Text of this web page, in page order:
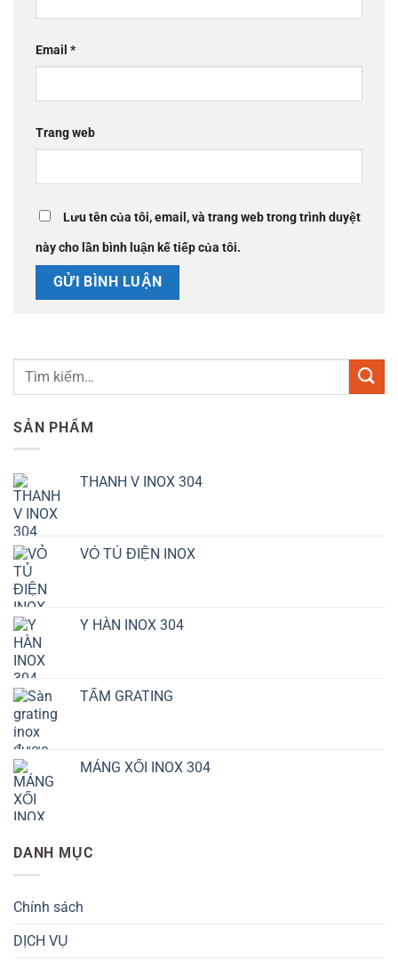
Email *
Trang web
Lưu tên của tôi, email, và trang web trong trình duyệt
này cho lần bình luận kế tiếp của tôi.
SẢN PHẨM
THANH V INOX 304
VỎ TỦ ĐIỆN INOX
Y HÀN INOX 304
TẤM GRATING
MÁNG XỐI INOX 304
DANH MỤC
Chính sách
DỊCH VỤ